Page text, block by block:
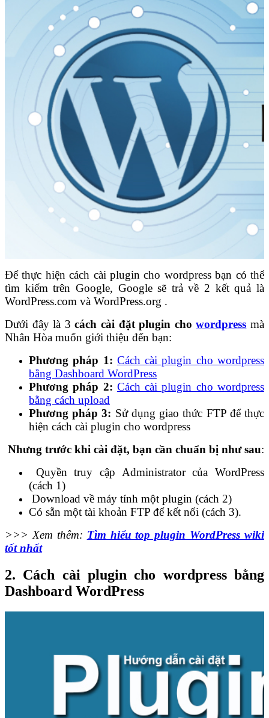
Để thực hiện cách cài plugin cho wordpress bạn có thể
tìm kiếm trên Google, Google sẽ trả về 2 kết quả là
WordPress.com và WordPress.org .
Dưới đây là 3cách cài đặt plugin chowordpress mà
Nhân Hòa muốn giới thiệu đến bạn:
Phương pháp 1: Cách cài plugin cho wordpress
bằng Dashboard WordPress
Phương pháp 2: Cách cài plugin cho wordpress
bằng cách upload
Phương pháp 3: Sử dụng giao thức FTP để thực
hiện cách cài plugin cho wordpress
Nhưng trước khi cài đặt, bạn cần chuẩn bị như sau:
Quyền truy cập Administrator của WordPress
(cách 1)
Download về máy tính một plugin (cách 2)
Có sẵn một tài khoản FTP để kết nối (cách 3).
>>> Xem thêm: Tìm hiểu top plugin WordPress wiki
tốt nhất
2. Cách cài plugin cho wordpress bằng
Dashboard WordPress